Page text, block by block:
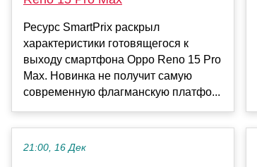
Ресурс SmartPrix раскрыл
характеристики готовящегося к
выходу смартфона Oppo Reno 15 Pro
Max. Новинка не получит самую
современную флагманскую платфо...
21:00, 16 Дек